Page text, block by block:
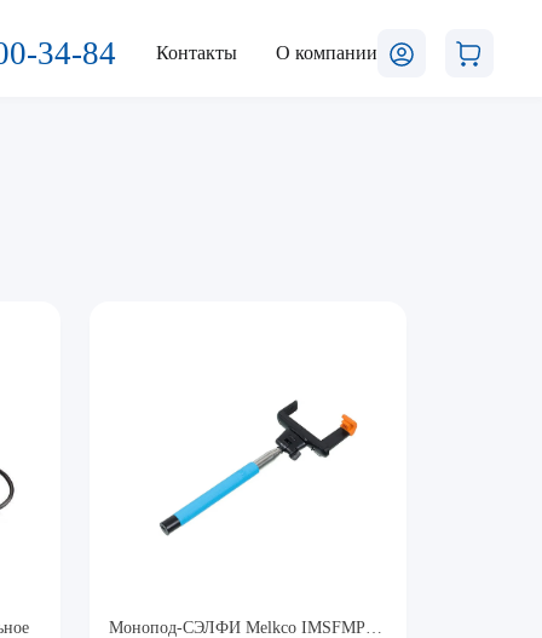
34-84 Контакты О компании
Монопод-СЭЛФИ Melkco IMSFMPBE